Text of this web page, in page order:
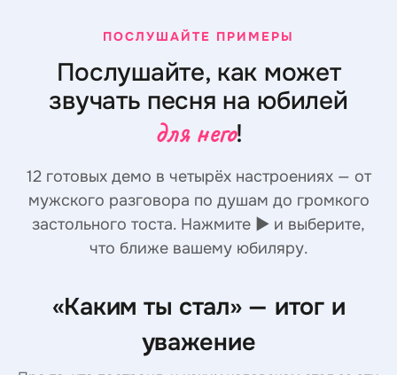
ПОСЛУШАЙТЕ ПРИМЕРЫ
Послушайте, как может
звучать песня на юбилей
для него!
12 готовых демо в четырёх настроениях — от
мужского разговора по душам до громкого
застольного тоста. Нажмите ▶ и выберите,
что ближе вашему юбиляру.
«Каким ты стал» — итог и
уважение